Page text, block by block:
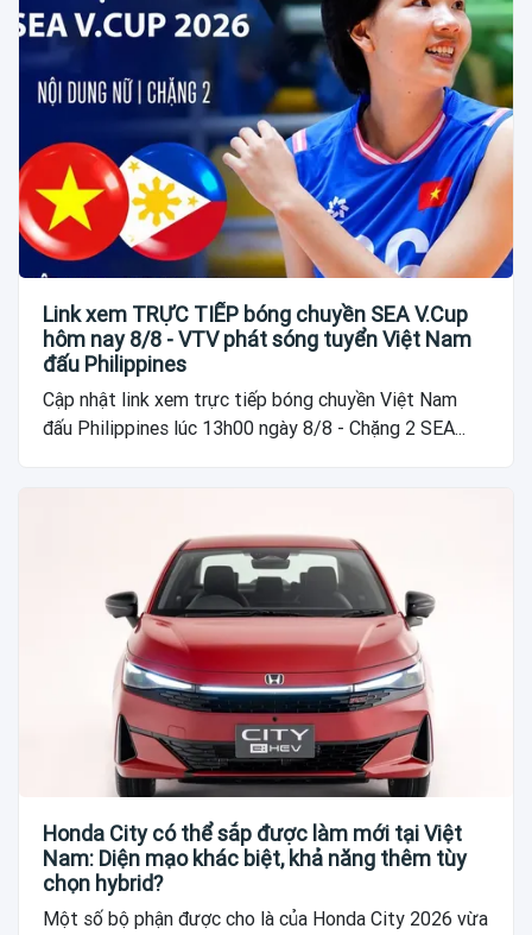
Link xem TRỰC TIẾP bóng chuyền SEA V.Cup
hôm nay 8/8 - VTV phát sóng tuyển Việt Nam
đấu Philippines
Cập nhật link xem trực tiếp bóng chuyền Việt Nam
đấu Philippines lúc 13h00 ngày 8/8 - Chặng 2 SEA...
Honda City có thể sắp được làm mới tại Việt
Nam: Diện mạo khác biệt, khả năng thêm tùy
chọn hybrid?
Một số bộ phận được cho là của Honda City 2026 vừa